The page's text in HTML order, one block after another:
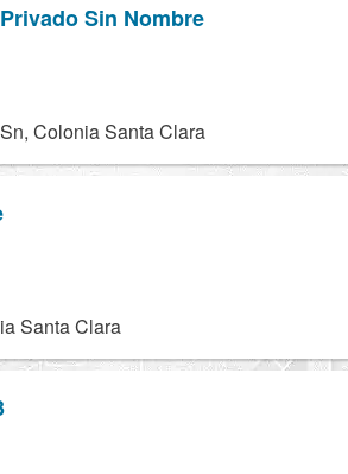
Sin Nombre
Colonia Santa Clara
Santa Clara